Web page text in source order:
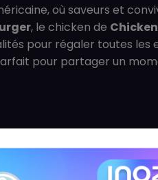
où saveurs et
, le chicken de
pour régaler toutes les
pour partager un